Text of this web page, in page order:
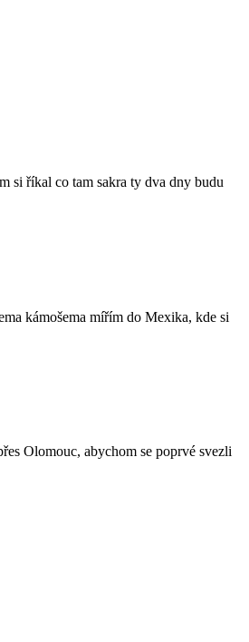
si říkal co tam sakra ty dva dny budu
kámošema mířím do Mexika, kde si
Olomouc, abychom se poprvé svezli